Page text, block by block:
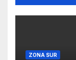
ZONA SUR